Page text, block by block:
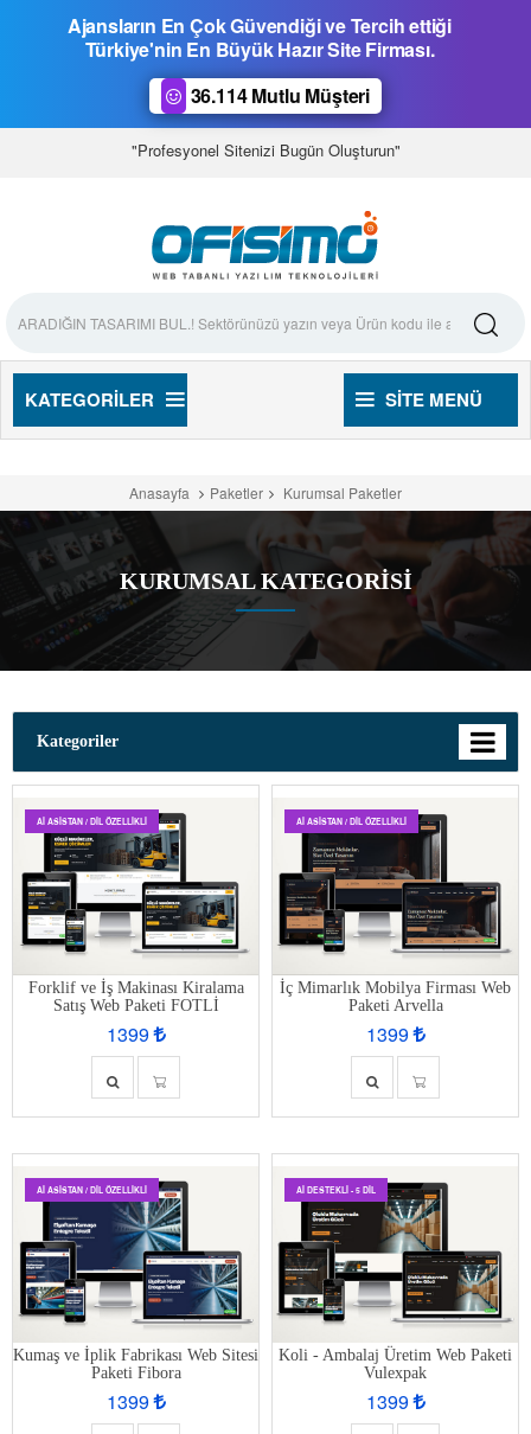
Ajansların En Çok Güvendiği ve Tercih ettiği
Türkiye'nin En Büyük Hazır Site Firması.
36.114 Mutlu Müşteri
"Profesyonel Sitenizi Bugün Oluşturun"
KATEGORILER SITE MENÜ
Anasayfa Paketler Kurumsal Paketler
KURUMSAL KATEGORISI
Kategoriler
AI ASISTAN / DIL ÖZELLIKLI
Forklif ve İş Makinası Kiralama
Satış Web Paketi FOTLİ
1399
AI ASISTAN / DIL ÖZELLIKLI
İç Mimarlık Mobilya Firması Web
Paketi Arvella
1399
AI ASISTAN / DIL ÖZELLIKLI
Kumaş ve İplik Fabrikası Web Sitesi
Paketi Fibora
1399
AI DESTEKLI - 5 DIL
Koli - Ambalaj Üretim Web Paketi
Vulexpak
1399